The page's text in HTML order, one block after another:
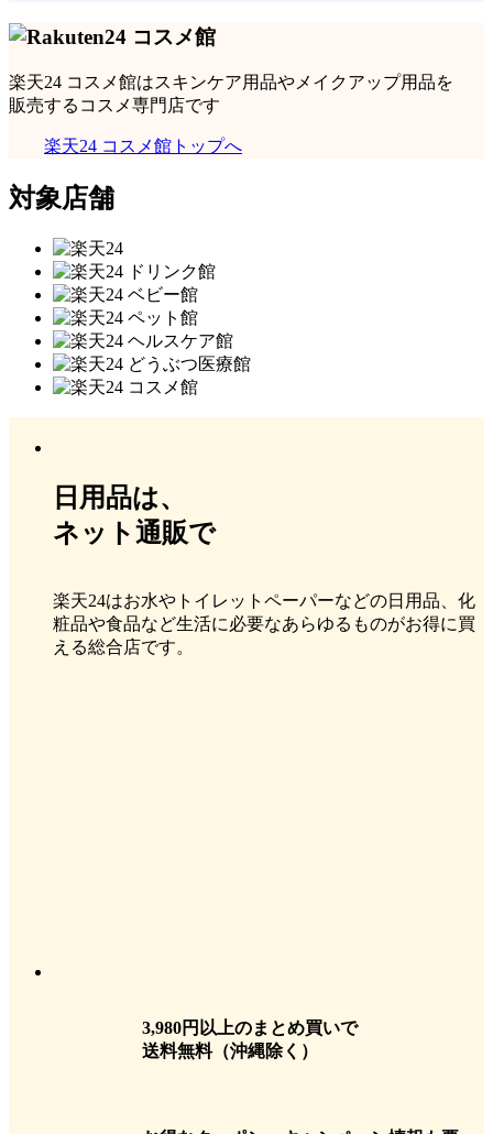
楽天24 コスメ館はスキンケア用品やメイクアップ用品を
販売するコスメ専門店です
楽天24 コスメ館トップへ
対象店舗
日用品は、
ネット通販で
楽天24はお水やトイレットペーパーなどの日用品、化
粧品や食品など生活に必要なあらゆるものがお得に買
える総合店です。
3,980円以上のまとめ買いで
送料無料（沖縄除く）